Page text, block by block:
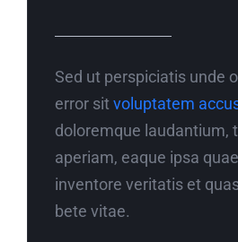
Sed ut perspiciatis unde
error sit voluptatem
doloremque laudantium,
aperiam, eaque ipsa
inventore veritatis et
bete vitae.